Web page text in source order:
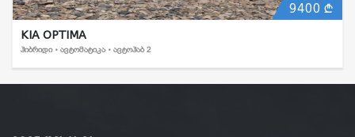
9400
KIA OPTIMA
ᲰᲘᲑᲠᲘᲓᲘ • ᲐᲕᲢᲝᲛᲐᲢᲘᲙᲐ • ᲐᲕᲢᲝᲰᲐᲑ 2